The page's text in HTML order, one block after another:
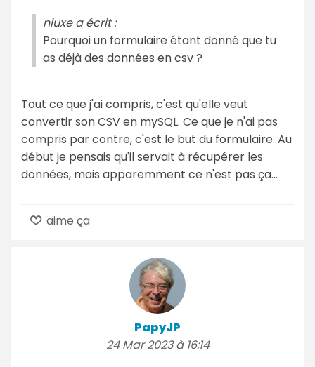
niuxe a écrit :
Pourquoi un formulaire étant donné que tu
as déjà des données en csv ?
Tout ce que j'ai compris, c'est qu'elle veut
convertir son CSV en mySQL. Ce que je n'ai pas
compris par contre, c'est le but du formulaire. Au
début je pensais qu'il servait à récupérer les
données, mais apparemment ce n'est pas ça...
aime ça
PapyJP
24 Mar 2023 à 16:14